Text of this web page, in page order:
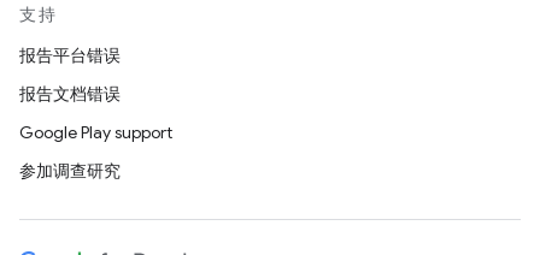
支持
报告平台错误
报告文档错误
Google Play support
参加调查研究